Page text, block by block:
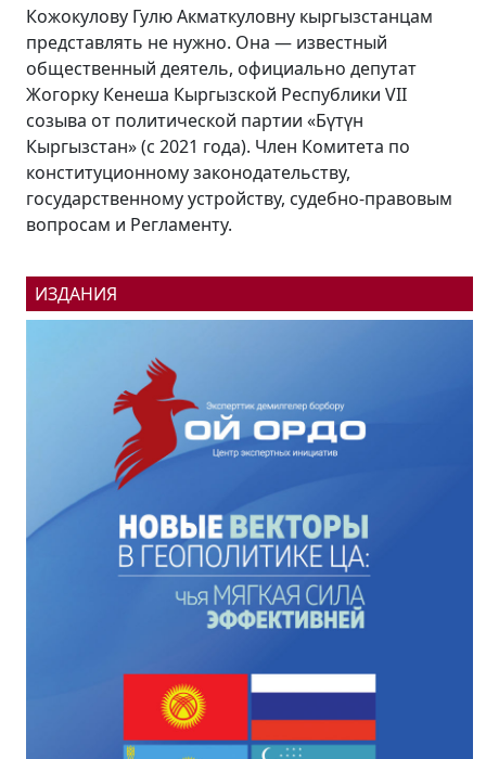
В конце августа – в преддверии празднования
Дня независимости Кыргызстана и 100-летия
образования Кара-Кыргызской автономной
области Кабмин заявил, что в нынешнем году по
всей республике будут открыты более 100
промышленных предприятий и столько же
социальных объектов. Насколько реализуемы
эти планы в беседе «Региону.kg» рассказал
президент...
ИЗДАНИЯ